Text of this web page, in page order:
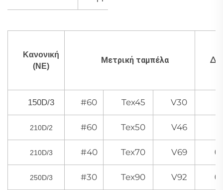
Κανονική
(NE)
Μετρική ταμπέλα
150D/3 #60 Tex45 V30
210D/2 #60 Tex50 V46
210D/3 #40 Tex70 V69
250D/3 #30 Tex90 V92